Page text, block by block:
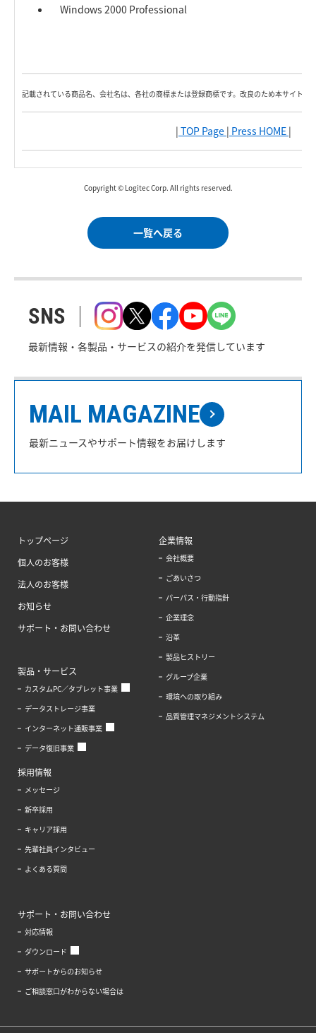
Windows 2000 Professional
記載されている商品名、会社名は、各社の商標または登録商標です。改良のため本サイト内
| TOP Page | Press HOME |
Copyright © Logitec Corp. All rights reserved.
一覧へ戻る
SNS
最新情報・各製品・サービスの紹介を発信しています
MAIL MAGAZINE
最新ニュースやサポート情報をお届けします
トップページ
個人のお客様
法人のお客様
お知らせ
サポート・お問い合わせ
製品・サービス
カスタムPC／タブレット事業
データストレージ事業
インターネット通販事業
データ復旧事業
企業情報
会社概要
ごあいさつ
パーパス・行動指針
企業理念
沿革
製品ヒストリー
グループ企業
環境への取り組み
品質管理マネジメントシステム
採用情報
メッセージ
新卒採用
キャリア採用
先輩社員インタビュー
よくある質問
サポート・お問い合わせ
対応情報
ダウンロード
サポートからのお知らせ
ご相談窓口がわからない場合は